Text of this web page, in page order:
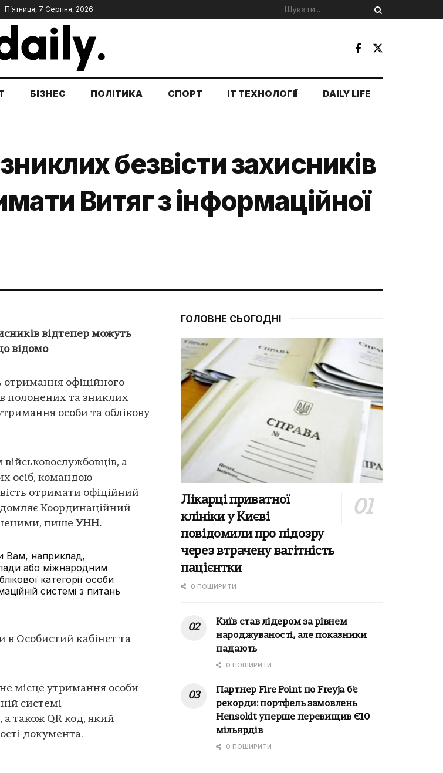
П’ятниця, 7 Серпня, 2026
БІЗНЕС ПОЛІТИКА СПОРТ IT ТЕХНОЛОГІЇ DAILY LIFE
безвісти захисників
Витяг з інформаційної
відтепер можуть
відомо
офіційного
полонених та зниклих
особи та облікову
а
осіб, командою
отримати офіційний
Координаційний
пише УНН.
Вам, наприклад,
або міжнародним
категорії особи
системі з питань
в Особистий кабінет та
місце утримання особи
системі
а також QR код, який
документа.
ГОЛОВНЕ СЬОГОДНІ
Лікарці приватної
клініки у Києві
повідомили про підозру
через втрачену вагітність
пацієнтки
0 ПОШИРИТИ
Київ став лідером за рівнем
народжуваності, але показники
падають
0 ПОШИРИТИ
Партнер Fire Point по Freyja б'є
рекорди: портфель замовлень
Hensoldt уперше перевищив €10
мільярдів
0 ПОШИРИТИ